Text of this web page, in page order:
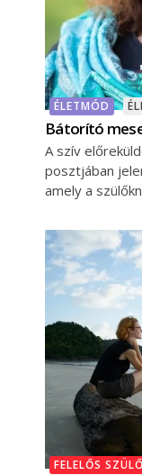
ÉLETMÓD
Bátorító
A szív
posztjában
amely a
FELELŐS SZÜLŐ